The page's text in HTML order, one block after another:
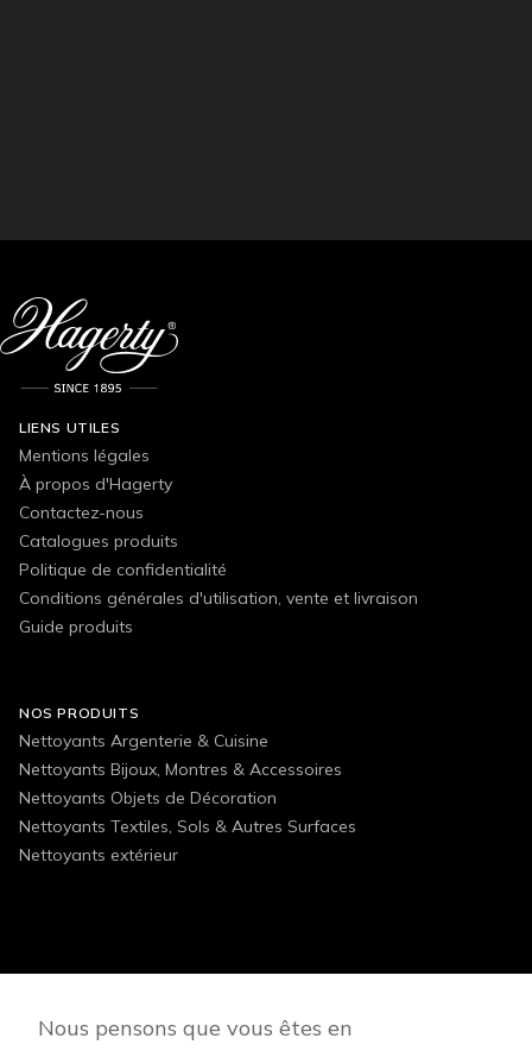
LIENS UTILES
Mentions légales
À propos d'Hagerty
Contactez-nous
Catalogues produits
Politique de confidentialité
Conditions générales d'utilisation, vente et livraison
Guide produits
NOS PRODUITS
Nettoyants Argenterie & Cuisine
Nettoyants Bijoux, Montres & Accessoires
Nettoyants Objets de Décoration
Nettoyants Textiles, Sols & Autres Surfaces
Nettoyants extérieur
FOLLOW US
Nous pensons que vous êtes en